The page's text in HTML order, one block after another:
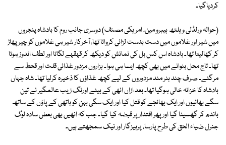
کردیاگیا۔
(حوالہ ورلڈلی ویلتھ ہیبرو مین، امریکی مصنف) دوسری جانب روم کا بادشاہ پنجروں
میں شیر اور غلاموں میں دست بدست لڑائی کرواتا تھا، آخرکار شیر ہی غلاموں کو چیر پھاڑ
کر کھالیتا تھا۔ بادشاہ اس کس بل کی نمائش کو دیکھ کر قہقہے لگاتا اور لطف اندوز ہوتا
تھا۔ تاج محل بنوانے میں بھی کچھ ایسا ہی ہوا۔ ہزاروں مزدور غذائی قلت اور قحط سے
مرگئے۔ صرف چند ہنر مند مزدوروں کے لیے کچھ غذاؤں کا ذخیرہ کرلیا تھا۔ شاہ جہاں
بادشاہ کا خزانہ خالی ہوگیا تھا۔ بعد ازاں انھی کے بیٹے اورنگ زیب عالمگیر نے تین
سگے بھائیوں اور ایک بھانجے کو قتل کیا اور ایک سگی بہن کو ہاتھی کے پاؤں کے ساتھ
باندھ کر گھسیٹا گیا اور پھر اقتدار پر قبضہ کیا گیا۔ جب کہ انھیں بھی بعض سادہ لوگ
جنرل ضیاء الحق کی طرح پارسا، پرہیزگار اور نیک سمجھتے ہیں۔